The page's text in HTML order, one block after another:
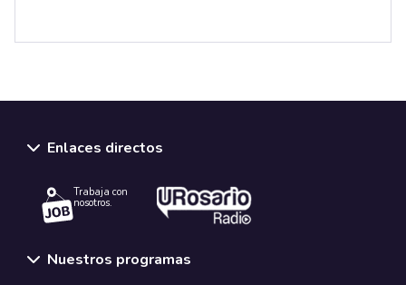
Enlaces directos
Trabaja con
nosotros.
Nuestros programas